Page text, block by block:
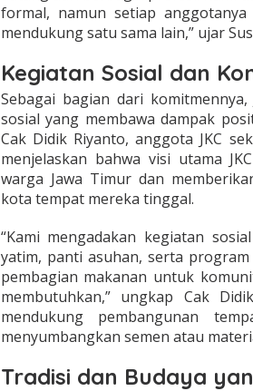
K
e
i
a
t
a
n
S
o
s
i
l
formal, namun setiap
mendukung satu sama lain,” ujar
Kegiatan Sosial dan
Sebagai bagian dari
sosial yang membawa dampak
Cak Didik Riyanto, anggota JKC
menjelaskan bahwa visi utama
warga Jawa Timur dan
kota tempat mereka tinggal.
“Kami mengadakan kegiatan
yatim, panti asuhan, serta
pembagian makanan untuk
membutuhkan,” ungkap Cak
mendukung pembangunan
menyumbangkan semen atau
Tradisi dan Budaya